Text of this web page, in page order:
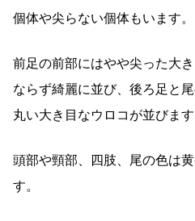
個体や尖らない個体もいます。
前足の前部にはやや尖った大
ならず綺麗に並び、後ろ足と
丸い大き目なウロコが並びます
頭部や頸部、四肢、尾の色は
す。